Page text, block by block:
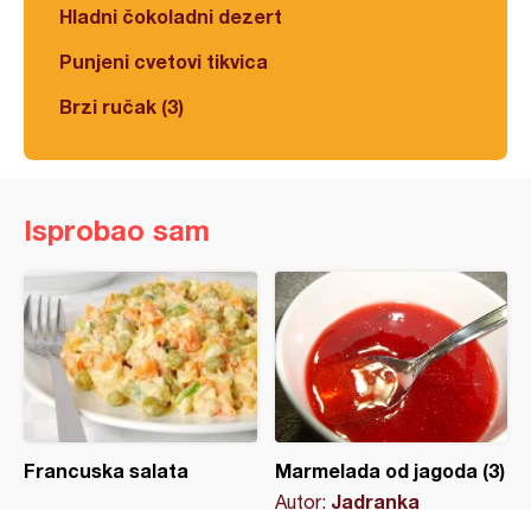
Hladni čokoladni dezert
Punjeni cvetovi tikvica
Brzi ručak (3)
Isprobao sam
Francuska salata Marmelada od jagoda (3)
Autor: Jadranka